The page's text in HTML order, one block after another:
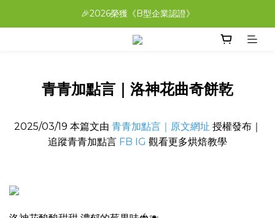
A+B搭配免費爆米花帶回家！在家就能喝「福吉茶」
🎉2026榮獲《B型企業認證》
A+B搭配免費爆米花帶回家！在家就能喝「福吉茶」
青青加點言｜洛神花曲奇餅乾
2025/03/19 本篇文由 青青加點言｜原文網址 授權發布｜
追蹤青青加點言 FB IG 觀看更多烘焙教學